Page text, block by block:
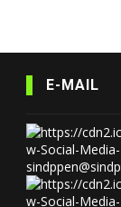
E-MAIL